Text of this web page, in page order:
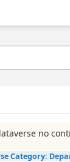
no
Category: